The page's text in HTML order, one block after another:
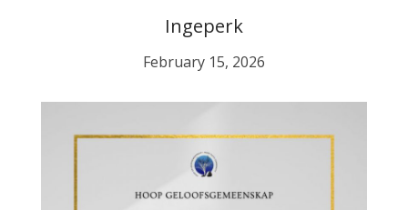
Ingeperk
February 15, 2026